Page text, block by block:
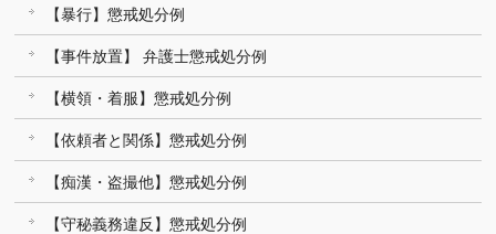
【暴行】懲戒処分例
【事件放置】 弁護士懲戒処分例
【横領・着服】懲戒処分例
【依頼者と関係】懲戒処分例
【痴漢・盗撮他】懲戒処分例
【守秘義務違反】懲戒処分例